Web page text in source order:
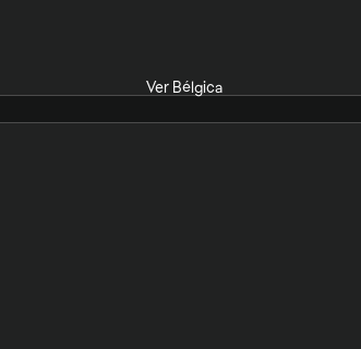
Ver Bélgica